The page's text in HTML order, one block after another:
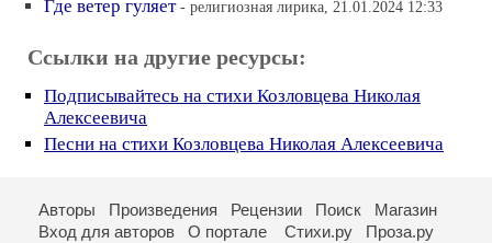
Где ветер гуляет - религиозная лирика, 21.01.2024 12:33
Ссылки на другие ресурсы:
Подписывайтесь на стихи Козловцева Николая
Алексеевича
Песни на стихи Козловцева Николая Алексеевича
Авторы Произведения Рецензии Поиск
Магазин
Вход для авторов
О портале Стихи.ру Проза.ру